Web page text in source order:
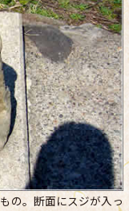
の。断面にスジが入っ